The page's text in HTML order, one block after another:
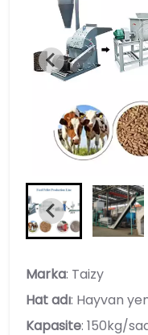
Marka: Taizy
Hat adı: Hayvan
Kapasite: 150kg/